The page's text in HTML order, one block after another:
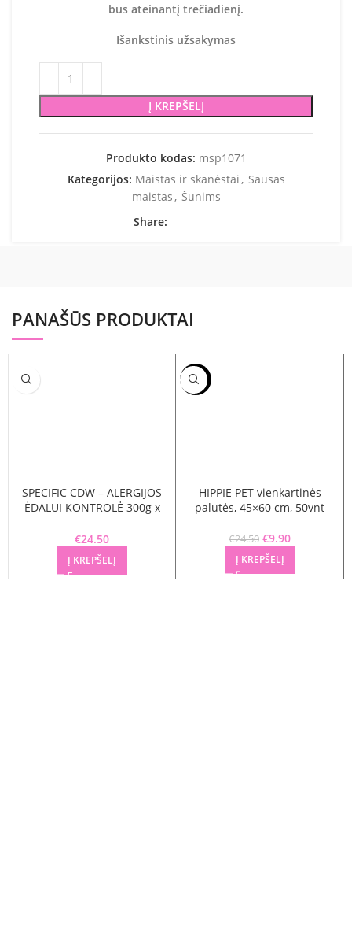
bus ateinantį trečiadienį.
Išankstinis užsakymas
Į KREPŠELĮ
Produkto kodas: msp1071
Kategorijos: Maistas ir skanėstai , Sausas
maistas , Šunims
Share:
PANAŠŪS PRODUKTAI
SPECIFIC CDW – ALERGIJOS
ĖDALUI KONTROLĖ 300g x
€24.50
Į KREPŠELĮ
-60%
HIPPIE PET vienkartinės
palutės, 45×60 cm, 50vnt
€24.50 Original price
was: €24.50.
€9.90
Į KREPŠELĮ